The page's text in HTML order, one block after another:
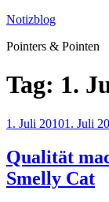
Zum
springen
Notizblog
Pointers & Pointen
Tag: 1.
Veröffentlicht
1. Juli 20101. Juli
Qualität
Smelly Cat